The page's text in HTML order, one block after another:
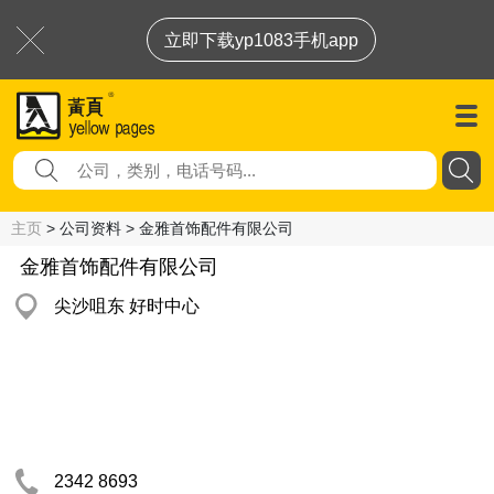
立即下载yp1083手机app
主页 > 公司资料 > 金雅首饰配件有限公司
金雅首饰配件有限公司
尖沙咀东 好时中心
2342 8693